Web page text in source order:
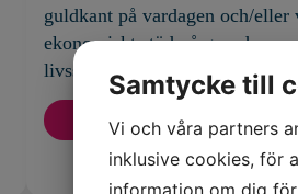
guldkant på vardagen och/eller
ekonomiskt stöd på grund av
livssituation.
Besök sidan
Samtycke till
Vi och våra partners
inklusive cookies, för
information om dig